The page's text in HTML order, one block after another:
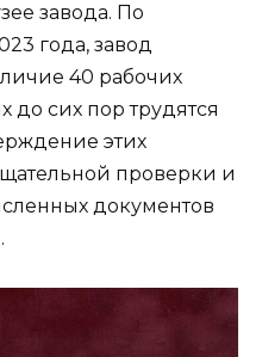
завода. По
года, завод
40 рабочих
до сих пор трудятся
этих
проверки и
документов